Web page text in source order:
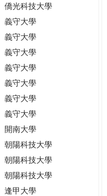
僑光科技大學
義守大學
義守大學
義守大學
義守大學
義守大學
義守大學
義守大學
開南大學
朝陽科技大學
朝陽科技大學
朝陽科技大學
逢甲大學